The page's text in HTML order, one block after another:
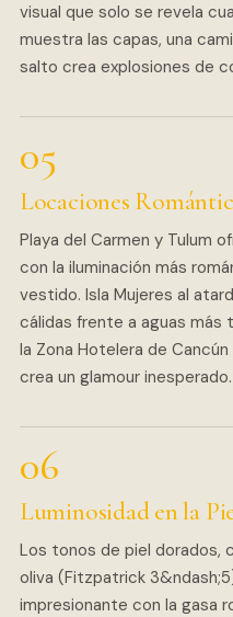
visual que solo se revela
muestra las capas, una
salto crea explosiones de
Locaciones
Playa del Carmen y Tulum
con la iluminación más
vestido. Isla Mujeres al
cálidas frente a aguas más
la Zona Hotelera de
crea un glamour inesperado.
Luminosidad en la
Los tonos de piel dorados,
oliva (Fitzpatrick
impresionante con la gasa